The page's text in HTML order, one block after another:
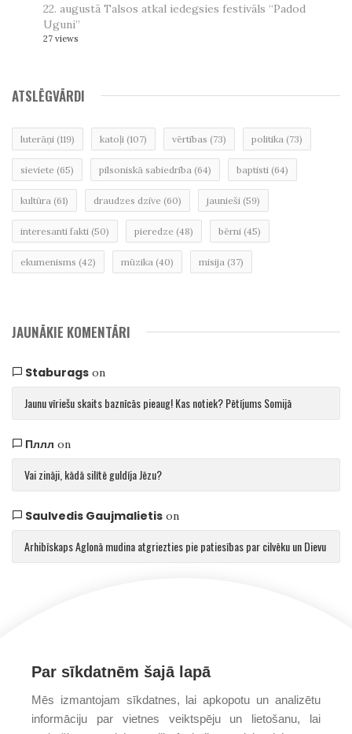
22. augustā Talsos atkal iedegsies festivāls “Padod
Uguni”
27 views
ATSLĒGVĀRDI
luterāņi (119) katoļi (107) vērtības (73) politika (73)
sieviete (65) pilsoniskā sabiedrība (64) baptisti (64)
kultūra (61) draudzes dzīve (60) jaunieši (59)
interesanti fakti (50) pieredze (48) bērni (45)
ekumenisms (42) mūzika (40) misija (37)
JAUNĀKIE KOMENTĀRI
Staburagson
Jaunu vīriešu skaits baznīcās pieaug! Kas notiek? Pētījums Somijā
Пллл on
Vai zināji, kādā silītē guldīja Jēzu?
Saulvedis Gaujmalietison
Arhibīskaps Aglonā mudina atgriezties pie patiesības par cilvēku un Dievu
Par sīkdatnēm šajā lapā
Mēs izmantojam sīkdatnes, lai apkopotu un analizētu
informāciju par vietnes veiktspēju un lietošanu, lai